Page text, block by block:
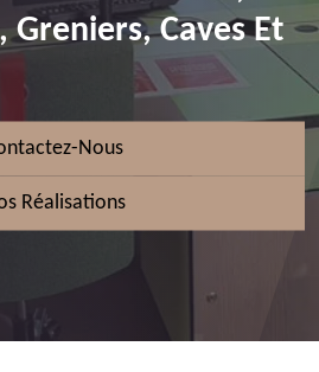
Caves Et
Nous
Réalisations